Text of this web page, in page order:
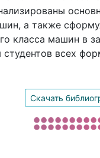
а также
класса машин в
всех
Скачать